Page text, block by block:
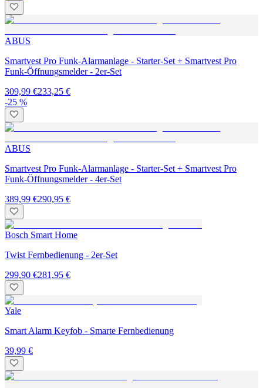
ABUS
Smartvest Pro Funk-Alarmanlage - Starter-Set + Smartvest Pro
Funk-Öffnungsmelder - 2er-Set
309,99 €233,25 €
-25 %
ABUS
Smartvest Pro Funk-Alarmanlage - Starter-Set + Smartvest Pro
Funk-Öffnungsmelder - 4er-Set
389,99 €290,95 €
Bosch Smart Home
Twist Fernbedienung - 2er-Set
299,90 €281,95 €
Yale
Smart Alarm Keyfob - Smarte Fernbedienung
39,99 €